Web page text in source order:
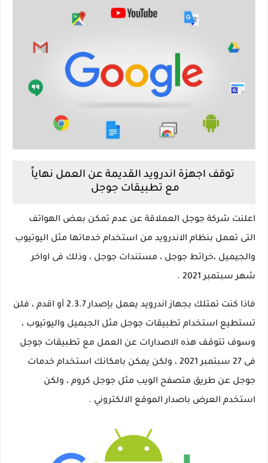
توقف اجهزة اندرويد القديمة عن العمل نهاياً
مع تطبيقات جوجل
اعلنت شركة جوجل العملاقة عن عدم تمكن بعض الهواتف
التى تعمل بنظام الاندرويد من استخدام خدماتها مثل اليوتيوب
والجيميل ،خرائط جوجل ، مستندات جوجل ، وذلك فى اواخر
شهر سبتمبر 2021 .
فاذا كنت تمتلك بجهاز اندرويد يعمل بإصدار 2.3.7 أو اقدم ، فلن
تستطيع استخدام تطبيقات جوجل مثل الجيميل واليوتيوب ،
وسوف تتوقف هذه الاصدارات عن العمل مع تطبيقات جوجل
فى 27 سبتمبر 2021 ، ولكن يمكن بامكانك استخدام خدمات
جوجل عن طريق متصفح الويب مثل جوجل كروم ، ولكن
استخدم العرض باصدار الموقع الالكتروني .